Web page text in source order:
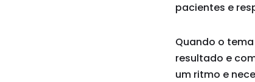
pacientes e
Quando o
resultado e
um ritmo e